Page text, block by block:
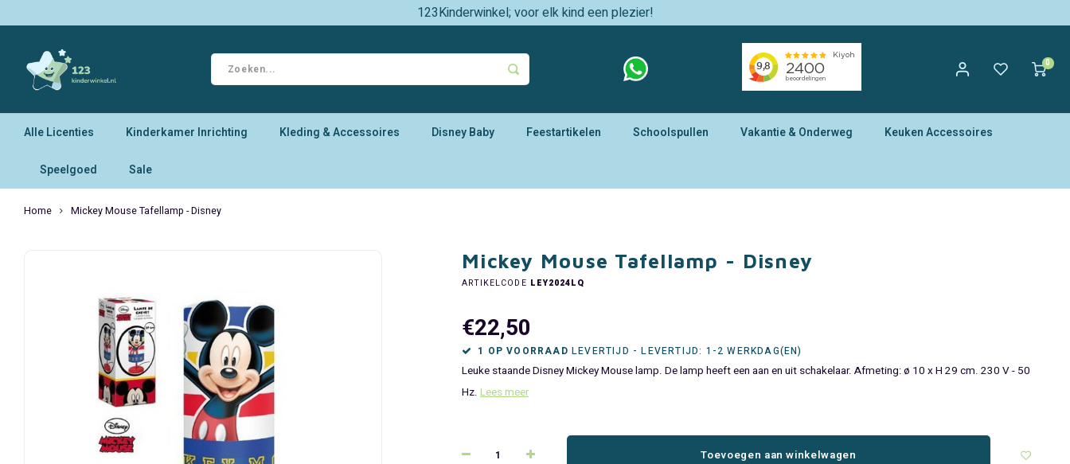
123Kinderwinkel; voor elk kind een plezier!
0
Alle Licenties Kinderkamer Inrichting Kleding & Accessoires Disney Baby Feestartikelen Schoolspullen Vakantie & Onderweg Keuken Accessoires
Speelgoed Sale
Home Mickey Mouse Tafellamp - Disney
Mickey Mouse Tafellamp - Disney
ARTIKELCODE LEY2024LQ
€22,50
1 OP VOORRAAD LEVERTIJD - LEVERTIJD: 1-2 WERKDAG(EN)
Leuke staande Disney Mickey Mouse lamp. De lamp heeft een aan en uit schakelaar. Afmeting: ø 10 x H 29 cm. 230 V - 50
Hz. Lees meer
Toevoegen aan winkelwagen